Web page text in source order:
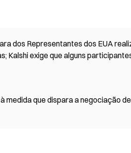
dos Representantes dos EUA
Kalshi exige que alguns
medida que dispara a negociação